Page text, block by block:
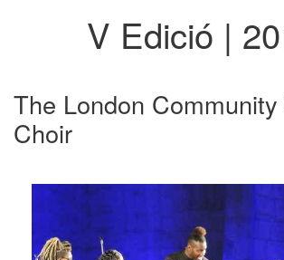
V Edició |
The London
Choir